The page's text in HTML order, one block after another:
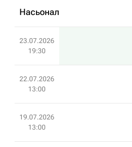
Насьонал
23.07.2026
19:30
22.07.2026
13:00
19.07.2026
13:00